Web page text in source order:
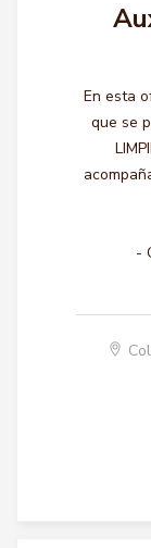
En esta
que se
-